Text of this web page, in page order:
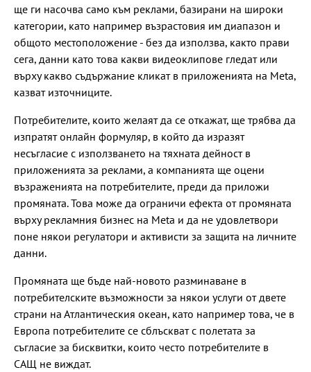
ще ги насочва само към реклами, базирани на широки
категории, като например възрастовия им диапазон и
общото местоположение - без да използва, както прави
сега, данни като това какви видеоклипове гледат или
върху какво съдържание кликат в приложенията на Meta,
казват източниците.
Потребителите, които желаят да се откажат, ще трябва да
изпратят онлайн формуляр, в който да изразят
несъгласие с използването на тяхната дейност в
приложенията за реклами, а компанията ще оцени
възраженията на потребителите, преди да приложи
промяната. Това може да ограничи ефекта от промяната
върху рекламния бизнес на Meta и да не удовлетвори
поне някои регулатори и активисти за защита на личните
данни.
Промяната ще бъде най-новото разминаване в
потребителските възможности за някои услуги от двете
страни на Атлантическия океан, като например това, че в
Европа потребителите се сблъскват с полетата за
съгласие за бисквитки, които често потребителите в
САЩ не виждат.